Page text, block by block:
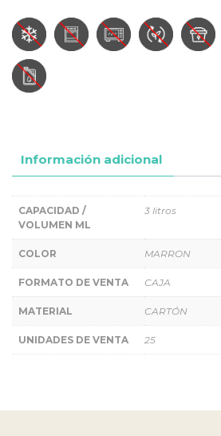
Información adicional
CAPACIDAD /
VOLUMEN ML
3 litros
COLOR MARRON
FORMATO DE VENTA CAJA
MATERIAL CARTÓN
UNIDADES DE VENTA 25